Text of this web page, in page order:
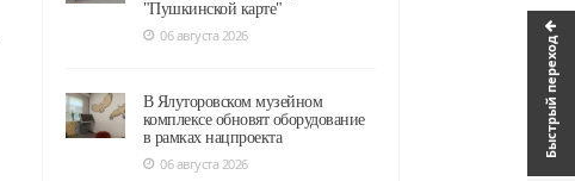
Быстрый переход
"Пушкинской карте"
06 августа 2026
В Ялуторовском музейном
комплексе обновят оборудование
в рамках нацпроекта
06 августа 2026